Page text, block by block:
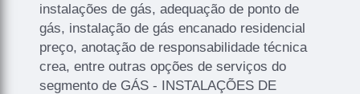
instalações de gás, adequação de ponto de
gás, instalação de gás encanado residencial
preço, anotação de responsabilidade técnica
crea, entre outras opções de serviços do
segmento de GÁS - INSTALAÇÕES DE